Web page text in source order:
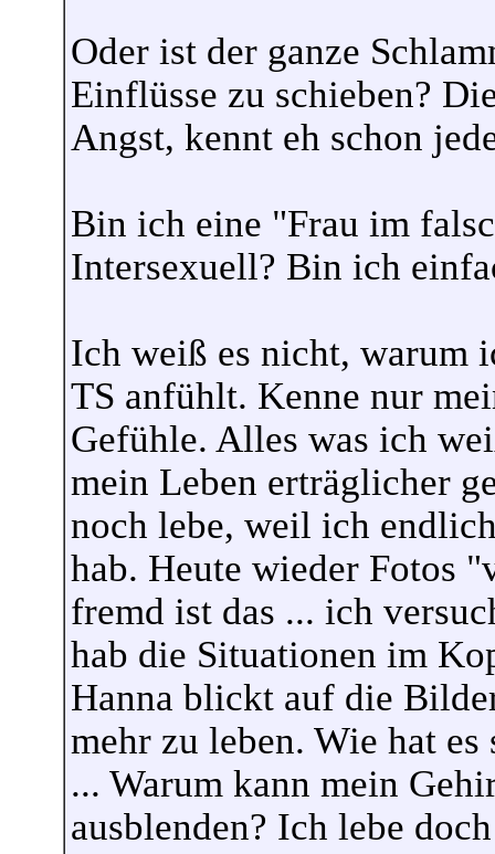
Oder ist der ganze
Einflüsse zu schieben?
Angst, kennt eh schon
Bin ich eine "Frau im
Intersexuell? Bin ich
Ich weiß es nicht, warum
TS anfühlt. Kenne nur
Gefühle. Alles was ich
mein Leben erträglicher
noch lebe, weil ich
hab. Heute wieder Fotos
fremd ist das ... ich
hab die Situationen im
Hanna blickt auf die
mehr zu leben. Wie hat
... Warum kann mein
ausblenden? Ich lebe